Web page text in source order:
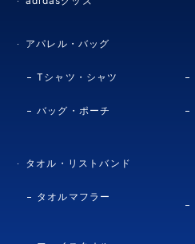
アパレル・バッグ
Tシャツ・シャツ
バッグ・ポーチ
タオル・リストバンド
タオルマフラー